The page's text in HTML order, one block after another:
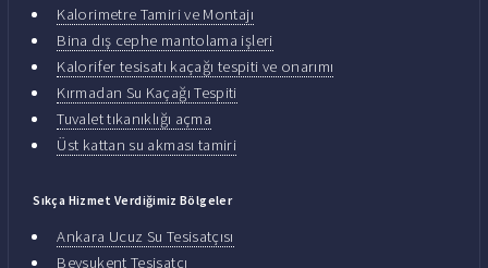
Kalorimetre Tamiri ve Montajı
Bina dış cephe mantolama işleri
Kalorifer tesisatı kaçağı tespiti ve onarımı
Kırmadan Su Kaçağı Tespiti
Tuvalet tıkanıklığı açma
Üst kattan su akması tamiri
Sıkça Hizmet Verdiğimiz Bölgeler
Ankara Ucuz Su Tesisatçısı
Beysukent Tesisatçı